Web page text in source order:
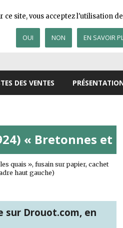
DES VENTES
« Bretonnes et
quais », fusain sur papier, cachet
haut gauche)
sur Drouot.com, en
site, vous acceptez l'utilisation
OUI NON EN SAVOIR